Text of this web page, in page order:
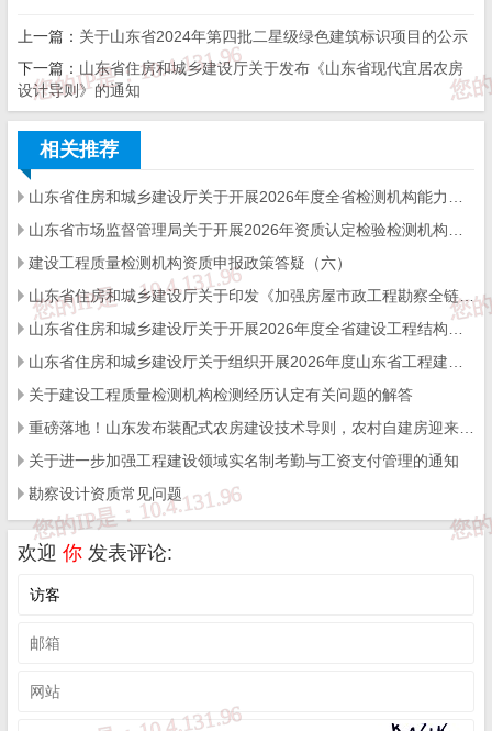
查要点(2024年版)第二册市政工程.pdf
来源：山东省住建厅
免 责 告 知
一、本站发布的内容（包括原创及转载自互联网的文字，图
片等资料）版权归作者所有，本站仅供大家学习与参考，请
勿使用于商业用途。如需作商业用途，请与原作者联系。如
未经作者同意，用作商业用途或匿名转载，产生的一切后果
将由您自己承担!作者有权利追究侵权者法律责任；
二、著作权人发现本站有侵害其合法权益的内容或作品，请
及时联系我们给出内容所在的网址，并提供相关证明资料，
三、本站发布的软件仅提供给大家学习测试，请诸位用户使
四、本站的文字及图片资料允许您复制、转载和传播，转载
时请您务必先跟我们联系并注明来源；
号jngc2018）;
六、联系方式：☎
19228663320
而立声明 、服务协议 侵删联系 。
上一篇： 关于山东省2024年第四批二星级绿色建筑标识项目的公示
下一篇： 山东省住房和城乡建设厅关于发布《山东省现代宜居农房
设计导则》的通知
相关推荐
建设工程质量检测机构资质申报政策答疑（六）
山东省住房和城乡建设厅关于印发《加强房屋市政工程勘察全链条管理实施方案》的通知
关于建设工程质量检测机构检测经历认定有关问题的解答
关于进一步加强工程建设领域实名制考勤与工资支付管理的通知
勘察设计资质常见问题
欢迎 你 发表评论: